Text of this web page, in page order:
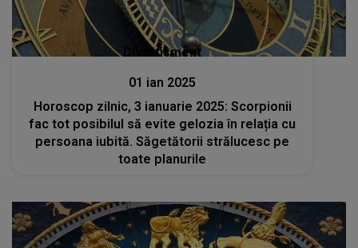
Divertisment
01 ian 2025
Horoscop zilnic, 3 ianuarie 2025: Scorpionii
fac tot posibilul să evite gelozia în relația cu
persoana iubită. Săgetătorii strălucesc pe
toate planurile